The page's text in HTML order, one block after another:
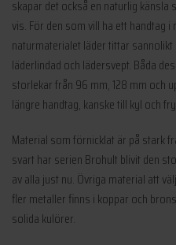
skapar det också en naturlig
vis. För den som vill ha ett handtag
naturmaterialet läder tittar
läderlindad och lädersvept. Båda
storlekar från 96 mm, 128 mm och
längre handtag, kanske till kyl och
Material som förnicklat är på stark
svart har serien Brohult blivit den
av alla just nu. Övriga material att
fler metaller finns i koppar och
solida kulörer.